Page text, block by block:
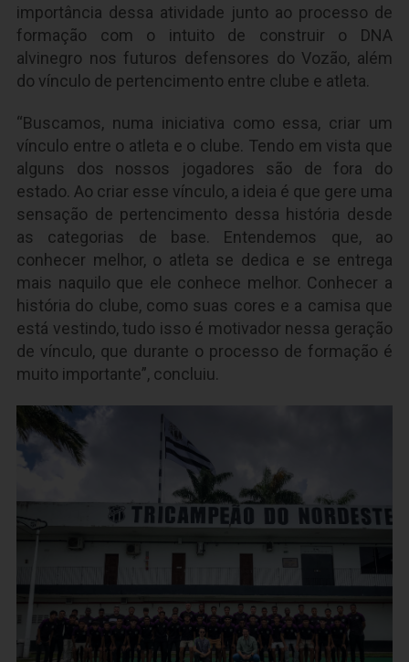
importância dessa atividade junto ao processo de
formação com o intuito de construir o DNA
alvinegro nos futuros defensores do Vozão, além
do vínculo de pertencimento entre clube e atleta.
“Buscamos, numa iniciativa como essa, criar um
vínculo entre o atleta e o clube. Tendo em vista que
alguns dos nossos jogadores são de fora do
estado. Ao criar esse vínculo, a ideia é que gere uma
sensação de pertencimento dessa história desde
as categorias de base. Entendemos que, ao
conhecer melhor, o atleta se dedica e se entrega
mais naquilo que ele conhece melhor. Conhecer a
história do clube, como suas cores e a camisa que
está vestindo, tudo isso é motivador nessa geração
de vínculo, que durante o processo de formação é
muito importante”, concluiu.